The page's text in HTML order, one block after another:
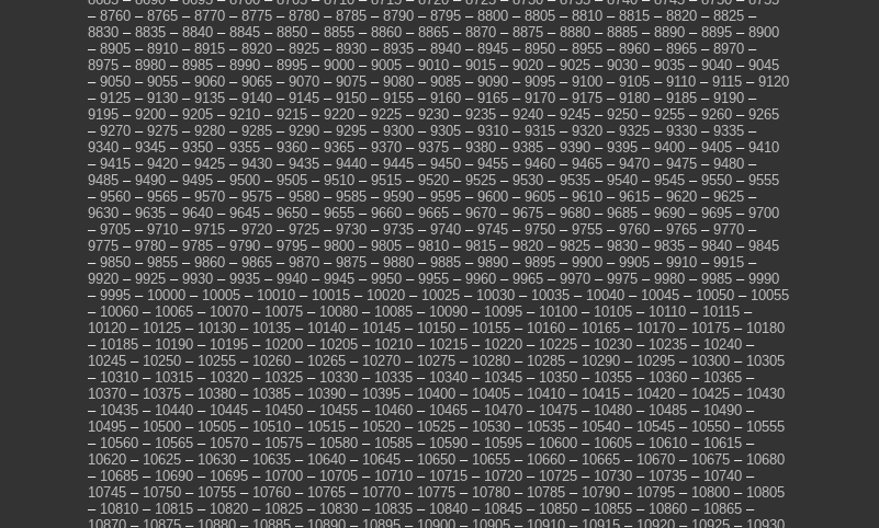
– 8760 – 8765 – 8770 – 8775 – 8780 – 8785 – 8790 – 8795 – 8800 – 8805 – 8810 – 8815 – 8820 – 8825 –
8830 – 8835 – 8840 – 8845 – 8850 – 8855 – 8860 – 8865 – 8870 – 8875 – 8880 – 8885 – 8890 – 8895 – 8900
– 8905 – 8910 – 8915 – 8920 – 8925 – 8930 – 8935 – 8940 – 8945 – 8950 – 8955 – 8960 – 8965 – 8970 –
8975 – 8980 – 8985 – 8990 – 8995 – 9000 – 9005 – 9010 – 9015 – 9020 – 9025 – 9030 – 9035 – 9040 – 9045
– 9050 – 9055 – 9060 – 9065 – 9070 – 9075 – 9080 – 9085 – 9090 – 9095 – 9100 – 9105 – 9110 – 9115 – 9120
– 9125 – 9130 – 9135 – 9140 – 9145 – 9150 – 9155 – 9160 – 9165 – 9170 – 9175 – 9180 – 9185 – 9190 –
9195 – 9200 – 9205 – 9210 – 9215 – 9220 – 9225 – 9230 – 9235 – 9240 – 9245 – 9250 – 9255 – 9260 – 9265
– 9270 – 9275 – 9280 – 9285 – 9290 – 9295 – 9300 – 9305 – 9310 – 9315 – 9320 – 9325 – 9330 – 9335 –
9340 – 9345 – 9350 – 9355 – 9360 – 9365 – 9370 – 9375 – 9380 – 9385 – 9390 – 9395 – 9400 – 9405 – 9410
– 9415 – 9420 – 9425 – 9430 – 9435 – 9440 – 9445 – 9450 – 9455 – 9460 – 9465 – 9470 – 9475 – 9480 –
9485 – 9490 – 9495 – 9500 – 9505 – 9510 – 9515 – 9520 – 9525 – 9530 – 9535 – 9540 – 9545 – 9550 – 9555
– 9560 – 9565 – 9570 – 9575 – 9580 – 9585 – 9590 – 9595 – 9600 – 9605 – 9610 – 9615 – 9620 – 9625 –
9630 – 9635 – 9640 – 9645 – 9650 – 9655 – 9660 – 9665 – 9670 – 9675 – 9680 – 9685 – 9690 – 9695 – 9700
– 9705 – 9710 – 9715 – 9720 – 9725 – 9730 – 9735 – 9740 – 9745 – 9750 – 9755 – 9760 – 9765 – 9770 –
9775 – 9780 – 9785 – 9790 – 9795 – 9800 – 9805 – 9810 – 9815 – 9820 – 9825 – 9830 – 9835 – 9840 – 9845
– 9850 – 9855 – 9860 – 9865 – 9870 – 9875 – 9880 – 9885 – 9890 – 9895 – 9900 – 9905 – 9910 – 9915 –
9920 – 9925 – 9930 – 9935 – 9940 – 9945 – 9950 – 9955 – 9960 – 9965 – 9970 – 9975 – 9980 – 9985 – 9990
– 9995 – 10000 – 10005 – 10010 – 10015 – 10020 – 10025 – 10030 – 10035 – 10040 – 10045 – 10050 – 10055
– 10060 – 10065 – 10070 – 10075 – 10080 – 10085 – 10090 – 10095 – 10100 – 10105 – 10110 – 10115 –
10120 – 10125 – 10130 – 10135 – 10140 – 10145 – 10150 – 10155 – 10160 – 10165 – 10170 – 10175 – 10180
– 10185 – 10190 – 10195 – 10200 – 10205 – 10210 – 10215 – 10220 – 10225 – 10230 – 10235 – 10240 –
10245 – 10250 – 10255 – 10260 – 10265 – 10270 – 10275 – 10280 – 10285 – 10290 – 10295 – 10300 – 10305
– 10310 – 10315 – 10320 – 10325 – 10330 – 10335 – 10340 – 10345 – 10350 – 10355 – 10360 – 10365 –
10370 – 10375 – 10380 – 10385 – 10390 – 10395 – 10400 – 10405 – 10410 – 10415 – 10420 – 10425 – 10430
– 10435 – 10440 – 10445 – 10450 – 10455 – 10460 – 10465 – 10470 – 10475 – 10480 – 10485 – 10490 –
10495 – 10500 – 10505 – 10510 – 10515 – 10520 – 10525 – 10530 – 10535 – 10540 – 10545 – 10550 – 10555
– 10560 – 10565 – 10570 – 10575 – 10580 – 10585 – 10590 – 10595 – 10600 – 10605 – 10610 – 10615 –
10620 – 10625 – 10630 – 10635 – 10640 – 10645 – 10650 – 10655 – 10660 – 10665 – 10670 – 10675 – 10680
– 10685 – 10690 – 10695 – 10700 – 10705 – 10710 – 10715 – 10720 – 10725 – 10730 – 10735 – 10740 –
10745 – 10750 – 10755 – 10760 – 10765 – 10770 – 10775 – 10780 – 10785 – 10790 – 10795 – 10800 – 10805
– 10810 – 10815 – 10820 – 10825 – 10830 – 10835 – 10840 – 10845 – 10850 – 10855 – 10860 – 10865 –